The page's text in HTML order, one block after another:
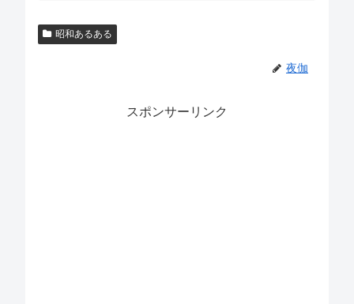
昭和あるある
夜伽
スポンサーリンク